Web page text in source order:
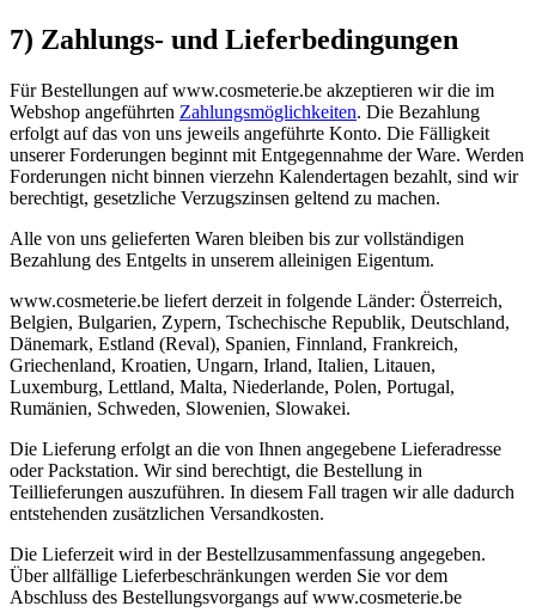
7) Zahlungs- und Lieferbedingungen
Für Bestellungen auf www.cosmeterie.be akzeptieren wir die im
Webshop angeführten Zahlungsmöglichkeiten. Die Bezahlung
erfolgt auf das von uns jeweils angeführte Konto. Die Fälligkeit
unserer Forderungen beginnt mit Entgegennahme der Ware. Werden
Forderungen nicht binnen vierzehn Kalendertagen bezahlt, sind wir
berechtigt, gesetzliche Verzugszinsen geltend zu machen.
Alle von uns gelieferten Waren bleiben bis zur vollständigen
Bezahlung des Entgelts in unserem alleinigen Eigentum.
www.cosmeterie.be liefert derzeit in folgende Länder: Österreich,
Belgien, Bulgarien, Zypern, Tschechische Republik, Deutschland,
Dänemark, Estland (Reval), Spanien, Finnland, Frankreich,
Griechenland, Kroatien, Ungarn, Irland, Italien, Litauen,
Luxemburg, Lettland, Malta, Niederlande, Polen, Portugal,
Rumänien, Schweden, Slowenien, Slowakei.
Die Lieferung erfolgt an die von Ihnen angegebene Lieferadresse
oder Packstation. Wir sind berechtigt, die Bestellung in
Teillieferungen auszuführen. In diesem Fall tragen wir alle dadurch
entstehenden zusätzlichen Versandkosten.
Die Lieferzeit wird in der Bestellzusammenfassung angegeben.
Über allfällige Lieferbeschränkungen werden Sie vor dem
Abschluss des Bestellungsvorgangs auf www.cosmeterie.be